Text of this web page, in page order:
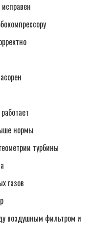
нормы
турбины
газов
воздушным фильтром и